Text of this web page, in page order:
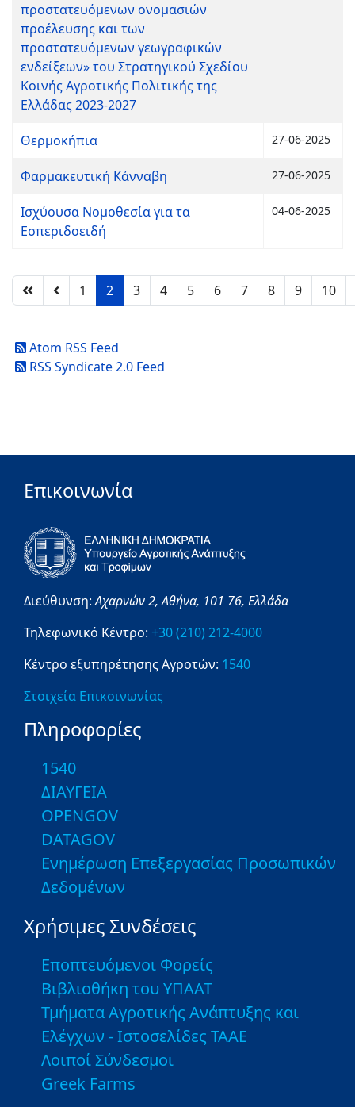
προστατευόμενων ονομασιών
προέλευσης και των
προστατευόμενων γεωγραφικών
ενδείξεων» του Στρατηγικού Σχεδίου
Κοινής Αγροτικής Πολιτικής της
Ελλάδας 2023-2027
Θερμοκήπια 27-06-2025
Φαρμακευτική Κάνναβη 27-06-2025
Ισχύουσα Νομοθεσία για τα
Εσπεριδοειδή
04-06-2025
1 2 3 4 5 6 7 8 9 10
Atom RSS Feed
RSS Syndicate 2.0 Feed
Επικοινωνία
Διεύθυνση:Αχαρνών 2,Αθήνα, 101 76, Ελλάδα
Τηλεφωνικό Κέντρο: +30 (210) 212-4000
Κέντρο εξυπηρέτησης Αγροτών: 1540
Στοιχεία Επικοινωνίας
Πληροφορίες
1540
ΔΙΑΥΓΕΙΑ
OPENGOV
DATAGOV
Ενημέρωση Επεξεργασίας Προσωπικών
Δεδομένων
Χρήσιμες Συνδέσεις
Εποπτευόμενοι Φορείς
Βιβλιοθήκη του ΥΠΑΑΤ
Τμήματα Αγροτικής Ανάπτυξης και
Ελέγχων - Ιστοσελίδες ΤΑΑΕ
Λοιποί Σύνδεσμοι
Greek Farms